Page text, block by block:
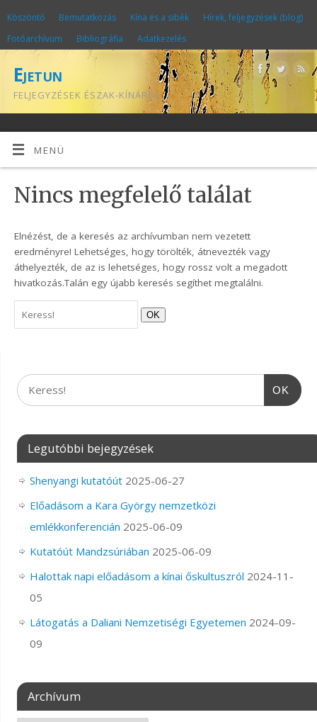
Köszöntő Bemutatkozás Kína és a sibék
Hírek, feljegyzések (blog)
Fotóarchívum
Bibliográfia Adatkezelés
Ejetun
FELJEGYZÉSEK ÉSZAK-KÍNÁRÓL
MENÜ
Nincs megfelelő találat
Elnézést, de a keresés az archívumban nem vezetett
eredményre! Lehetséges, hogy törölték, átnevezték vagy
áthelyezték, de az is lehetséges, hogy rossz volt a megadott
hivatkozás.Talán egy újabb keresés segíthet megtalálni.
OK
OK
Legutóbbi bejegyzések
Shenyangi kutatóút 2025-06-27
Előadásom a Kara György nemzetközi
emlékkonferencián 2025-06-09
Kutatóút Mandzsúriában 2025-06-09
Halottak napi előadásom a kínai őskultuszról 2024-11-
05
Látogatás a Daliani Nemzetiségi Egyetemen 2024-09-
09
Archívum